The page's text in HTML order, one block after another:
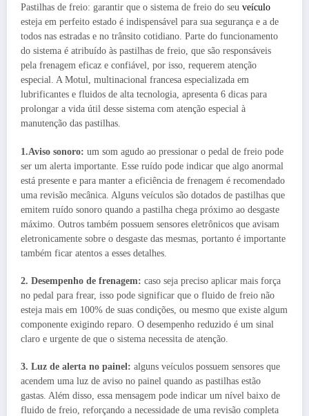
Pastilhas de freio: garantir que o sistema de freio do seu veículo
esteja em perfeito estado é indispensável para sua segurança e a de
todos nas estradas e no trânsito cotidiano. Parte do funcionamento
do sistema é atribuído às pastilhas de freio, que são responsáveis
pela frenagem eficaz e confiável, por isso, requerem atenção
especial. A Motul, multinacional francesa especializada em
lubrificantes e fluidos de alta tecnologia, apresenta 6 dicas para
prolongar a vida útil desse sistema com atenção especial à
manutenção das pastilhas.
1.Aviso sonoro: um som agudo ao pressionar o pedal de freio pode
ser um alerta importante. Esse ruído pode indicar que algo anormal
está presente e para manter a eficiência de frenagem é recomendado
uma revisão mecânica. Alguns veículos são dotados de pastilhas que
emitem ruído sonoro quando a pastilha chega próximo ao desgaste
máximo. Outros também possuem sensores eletrônicos que avisam
eletronicamente sobre o desgaste das mesmas, portanto é importante
também ficar atentos a esses detalhes.
2. Desempenho de frenagem: caso seja preciso aplicar mais força
no pedal para frear, isso pode significar que o fluido de freio não
esteja mais em 100% de suas condições, ou mesmo que existe algum
componente exigindo reparo. O desempenho reduzido é um sinal
claro e urgente de que o sistema necessita de atenção.
3. Luz de alerta no painel: alguns veículos possuem sensores que
acendem uma luz de aviso no painel quando as pastilhas estão
gastas. Além disso, essa mensagem pode indicar um nível baixo de
fluido de freio, reforçando a necessidade de uma revisão completa